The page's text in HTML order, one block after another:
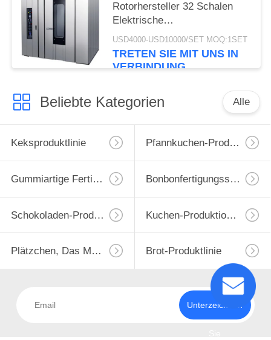
Rotorhersteller 32 Schalen
Elektrische
Konvektionshersteller 32
Panne Kommerzielles
Doppelregal zum Backen von
USD4000-USD10000/SET MOQ:1SET
TRETEN SIE MIT UNS IN
VERBINDUNG
Beliebte Kategorien Alle
Keksproduktlinie Pfannkuchen-Produktionslinie
Gummiartige Fertigungsstraße Bonbonfertigungsstraße
Schokoladen-Produktlinie Kuchen-Produktions-Maschine
Plätzchen, Das Maschine Bildet Brot-Produktlinie
Unterzeichnen